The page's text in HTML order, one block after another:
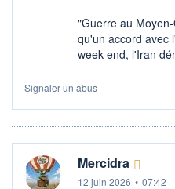
"Guerre au
qu'un accord avec
week-end, l'Iran
Signaler un abus
Mercidra
12 juin 2026 • 07:42